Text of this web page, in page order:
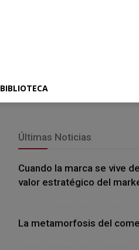
BIBLIOTECA
Últimas Noticias
Cuando la marca se vive
valor estratégico del
La metamorfosis del